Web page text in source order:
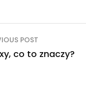
POST
co to znaczy?